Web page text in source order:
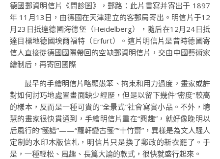
德國郵資明信片《問診圖》，郵路：此片書寫并寄出于 1897
年 11月13日，由德國在天津建立的客郵局寄出。明信片于12
月23日抵達德國海德堡（Heidelberg），隨后在12月24日抵
達目標地德國埃爾福特（Erfurt）。這片明信片是昔時德國寄
信人直接從德國國際帶回的空缺郵資明信片，交由中國藝術家
繪制后，再寄回國際
最早的手繪明信片略顯愚笨、拘束和用力過度，畫家或許
對如何討巧地處置畫面缺少經歷，但是以留下幾件“密度”較高
的樣本，反而是一種可貴的“全景式”社會寫實小品。不外，聰
慧的畫家很快貫通到，手繪明信片重在“興趣”，就好像晚明以
后風行的“箋譜”——“蘿軒變古箋”“十竹齋”，異樣是為文人騷人
定制的水印木版信札，明信片只是換了郵政的新衣罷了。于
是，一種輕松、風趣、長篇大論的款式，很快就盛行起來。